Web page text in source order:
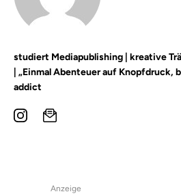
studiert Mediapublishing | kreative
| „Einmal Abenteuer auf
addict
Anzeige